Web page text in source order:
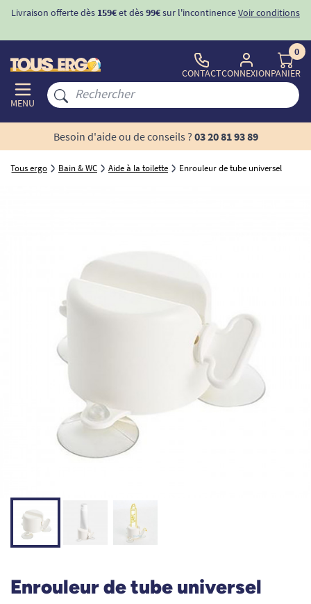
Livraison offerte dès 159€et dès99€sur l'incontinenceVoir conditions
MENU
CONTACTCONNEXION
0
PANIER
Besoin d'aide ou de conseils ? 03 20 81 93 89
Tous ergo Bain & WC Aide à la toilette Enrouleur de tube universel
Enrouleur de tube universel